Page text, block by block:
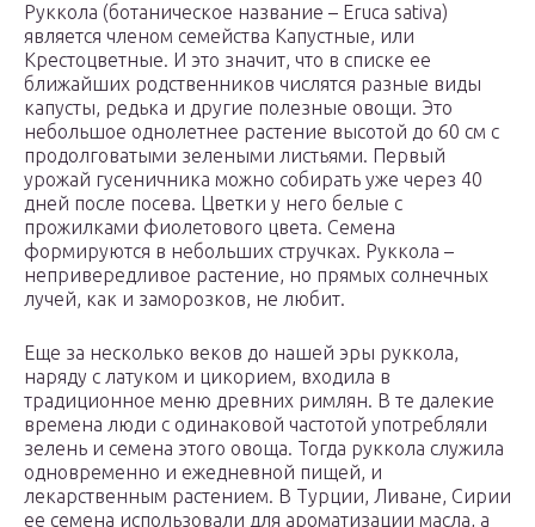
Руккола (ботаническое название – Eruca sativa)
является членом семейства Капустные, или
Крестоцветные. И это значит, что в списке ее
ближайших родственников числятся разные виды
капусты, редька и другие полезные овощи. Это
небольшое однолетнее растение высотой до 60 см с
продолговатыми зелеными листьями. Первый
урожай гусеничника можно собирать уже через 40
дней после посева. Цветки у него белые с
прожилками фиолетового цвета. Семена
формируются в небольших стручках. Руккола –
непривередливое растение, но прямых солнечных
лучей, как и заморозков, не любит.
Еще за несколько веков до нашей эры руккола,
наряду с латуком и цикорием, входила в
традиционное меню древних римлян. В те далекие
времена люди с одинаковой частотой употребляли
зелень и семена этого овоща. Тогда руккола служила
одновременно и ежедневной пищей, и
лекарственным растением. В Турции, Ливане, Сирии
ее семена использовали для ароматизации масла, а